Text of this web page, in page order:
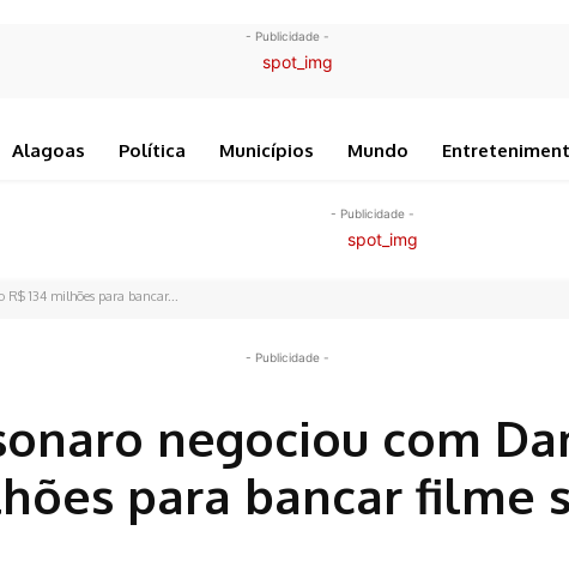
- Publicidade -
Alagoas Política Municípios Mundo
- Publicidade -
134 milhões para bancar...
- Publicidade -
negociou com
para bancar filme